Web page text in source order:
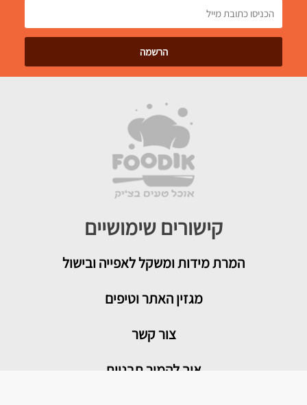
קישורים שימושיים
המרת מידות ומשקל לאפייה ובישול
מגזין האתר וטיפים
צור קשר
איך להמיר תבניות